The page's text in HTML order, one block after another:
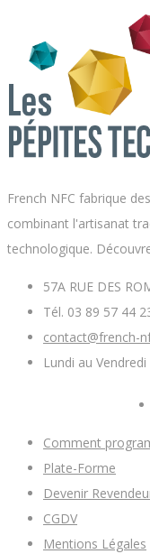
French NFC fabrique
combinant l'artisanat
technologique.
57A RUE DES
Tél. 03 89 57 44
contact@french-
Lundi au
Comment
Plate-Forme
Devenir
CGDV
Mentions Légales